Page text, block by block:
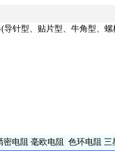
针型、贴片型、牛角型、
密电阻 毫欧电阻 色环电阻 三